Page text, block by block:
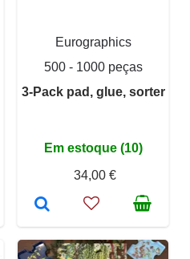
Eurographics
500 - 1000 peças
3-Pack pad, glue, sorter
Em estoque (10)
34,00 €